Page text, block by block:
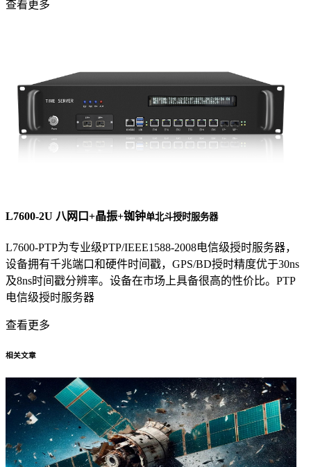
查看更多
L7600-2U 八网口+晶振+铷钟单北斗授时服务器
L7600-PTP为专业级PTP/IEEE1588-2008电信级授时服务器，
设备拥有千兆端口和硬件时间戳，GPS/BD授时精度优于30ns
及8ns时间戳分辨率。设备在市场上具备很高的性价比。PTP
电信级授时服务器
查看更多
相关文章